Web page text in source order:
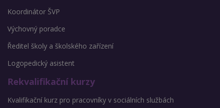
Koordinátor ŠVP
Výchovný poradce
Ředitel školy a školského zařízení
Logopedický asistent
Rekvalifikační kurzy
Kvalifikační kurz pro pracovníky v sociálních službách